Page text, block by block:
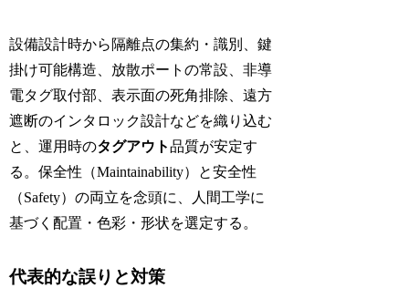
設備設計時から隔離点の集約・識別、鍵
掛け可能構造、放散ポートの常設、非導
電タグ取付部、表示面の死角排除、遠方
遮断のインタロック設計などを織り込む
と、運用時のタグアウト品質が安定す
る。保全性（Maintainability）と安全性
（Safety）の両立を念頭に、人間工学に
基づく配置・色彩・形状を選定する。
代表的な誤りと対策